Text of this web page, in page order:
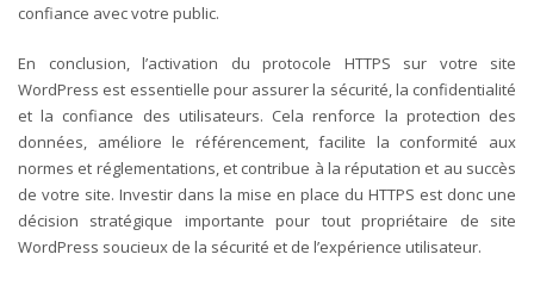
confiance avec votre public.
En conclusion, l’activation du protocole HTTPS sur votre site
WordPress est essentielle pour assurer la sécurité, la confidentialité
et la confiance des utilisateurs. Cela renforce la protection des
données, améliore le référencement, facilite la conformité aux
normes et réglementations, et contribue à la réputation et au succès
de votre site. Investir dans la mise en place du HTTPS est donc une
décision stratégique importante pour tout propriétaire de site
WordPress soucieux de la sécurité et de l’expérience utilisateur.